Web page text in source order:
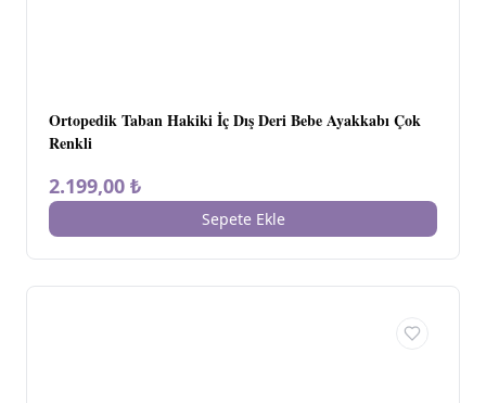
Ortopedik Taban Hakiki İç Dış Deri Bebe Ayakkabı Çok
Renkli
2.199,00 ₺
Sepete Ekle